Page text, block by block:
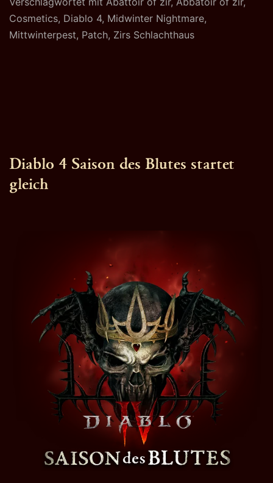
Cosmetics, Diablo 4, Midwinter Nightmare,
Mittwinterpest, Patch, Zirs Schlachthaus
Diablo 4 Saison des Blutes startet
gleich